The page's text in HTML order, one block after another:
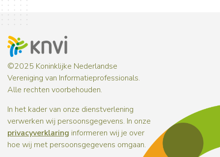
©2025 Koninklijke Nederlandse
Vereniging van Informatieprofessionals.
Alle rechten voorbehouden.
In het kader van onze dienstverlening
verwerken wij persoonsgegevens. In onze
privacyverklaring informeren wij je over
hoe wij met persoonsgegevens omgaan.